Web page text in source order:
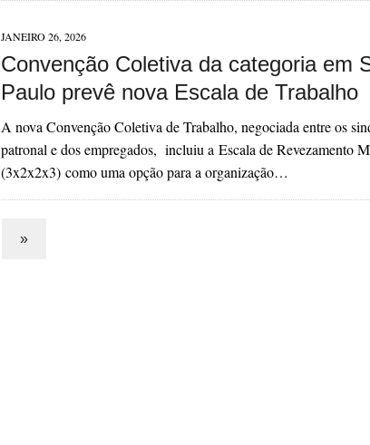
JANEIRO 26, 2026
Convenção Coletiva da categoria em
Paulo prevê nova Escala de Trabalho
A nova Convenção Coletiva de Trabalho, negociada entre os
patronal e dos empregados, incluiu a Escala de Revezamento
(3x2x2x3) como uma opção para a organização…
»